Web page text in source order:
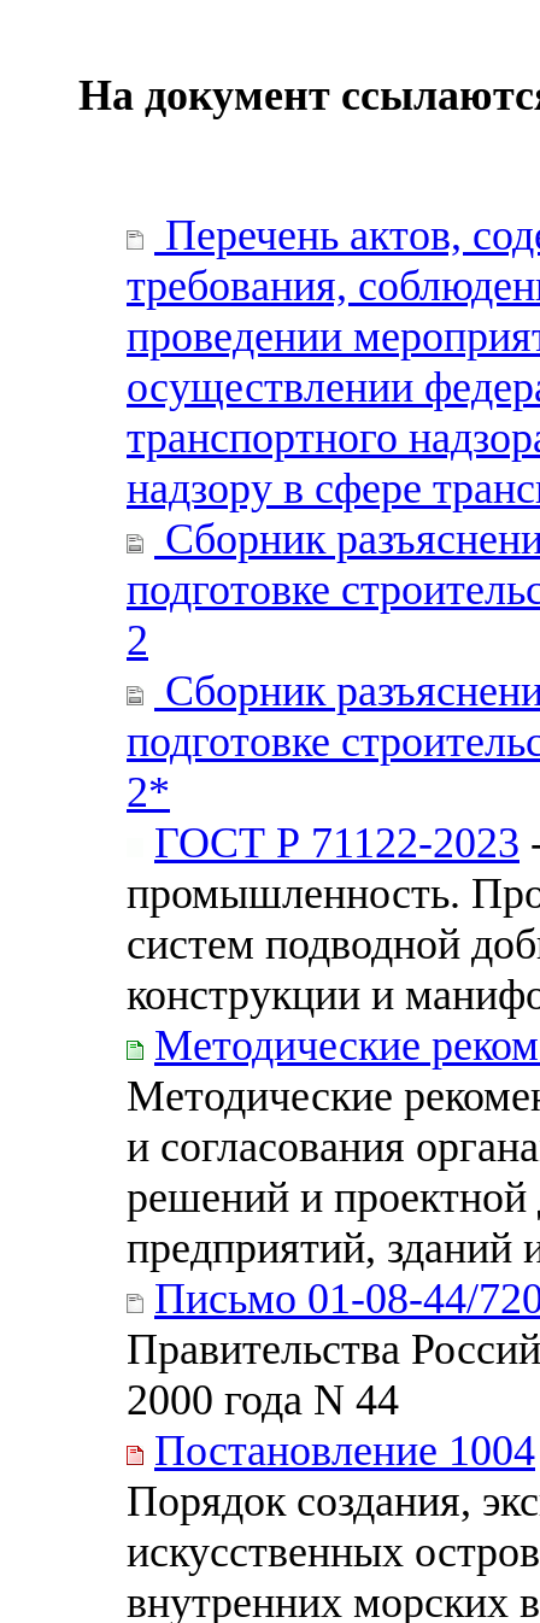
На документ
Перечень актов,
требования,
проведении
осуществлении
транспортного
надзору в сфере
Сборник
подготовке
2
Сборник
подготовке
2*
ГОСТ Р 71122-2023
промышленность.
систем подводной
конструкции и
Методические
Методические
и согласования
решений и проектной
предприятий, зданий
Письмо 01-08-44/
Правительства
2000 года N 44
Постановление 1004
Порядок создания,
искусственных
внутренних морских